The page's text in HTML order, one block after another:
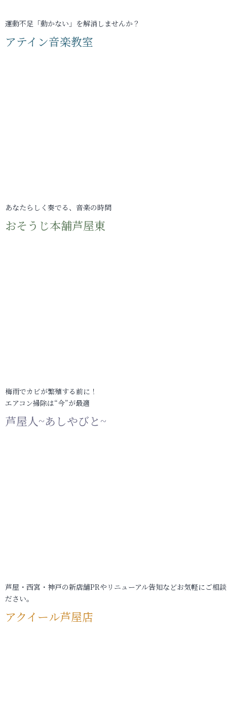
運動不足「動かない」を解消しませんか？
アテイン音楽教室
あなたらしく奏でる、音楽の時間
おそうじ本舗芦屋東
梅雨でカビが繁殖する前に！
エアコン掃除は“今”が最適
芦屋人~あしやびと~
芦屋・西宮・神戸の新店舗PRやリニューアル告知などお気軽にご相
ださい。
アクイール芦屋店